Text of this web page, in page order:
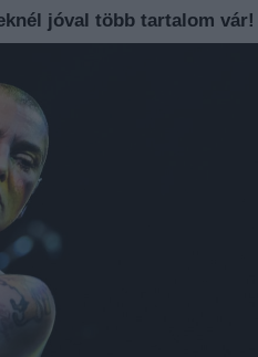
jóval több tartalom vár!